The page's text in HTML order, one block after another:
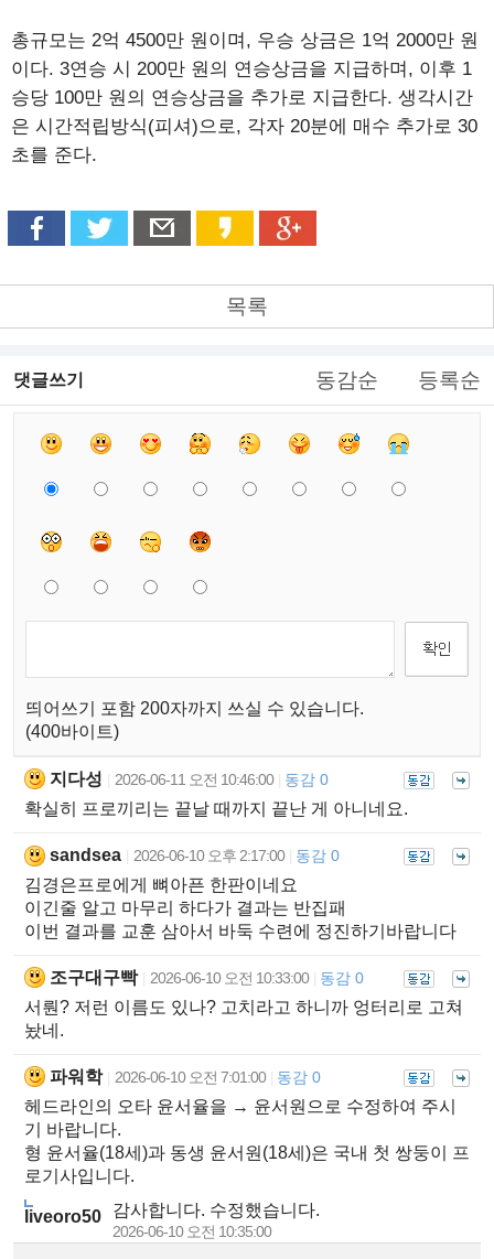
총규모는 2억 4500만 원이며, 우승 상금은 1억 2000만 원
이다. 3연승 시 200만 원의 연승상금을 지급하며, 이후 1
승당 100만 원의 연승상금을 추가로 지급한다. 생각시간
은 시간적립방식(피셔)으로, 각자 20분에 매수 추가로 30
초를 준다.
목록
댓글쓰기 동감순 등록순
띄어쓰기 포함 200자까지 쓰실 수 있습니다.
(400바이트)
지다성 2026-06-11 오전 10:46:00 동감 0
확실히 프로끼리는 끝날 때까지 끝난 게 아니네요.
sandsea 2026-06-10 오후 2:17:00 동감 0
김경은프로에게 뼈아픈 한판이네요
이긴줄 알고 마무리 하다가 결과는 반집패
이번 결과를 교훈 삼아서 바둑 수련에 정진하기바랍니다
조구대구빡 2026-06-10 오전 10:33:00 동감 0
서뤈? 저런 이름도 있나? 고치라고 하니까 엉터리로 고쳐
놨네.
파워학 2026-06-10 오전 7:01:00 동감 0
헤드라인의 오타 윤서율을 → 윤서원으로 수정하여 주시
기 바랍니다.
형 윤서율(18세)과 동생 윤서원(18세)은 국내 첫 쌍둥이 프
로기사입니다.
liveoro50 감사합니다. 수정했습니다.
2026-06-10 오전 10:35:00